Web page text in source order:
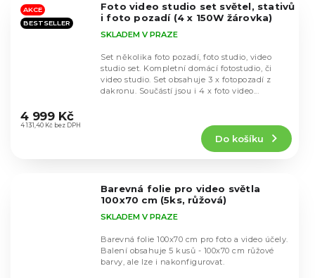
hvězdiček.
AKCE
BESTSELLER
Foto video studio set světel, stativů
i foto pozadí (4 x 150W žárovka)
hodnocení
produktu
SKLADEM V PRAZE
4 131,40 Kč bez DPH
4 999 Kč
Do košíku
Set několika foto pozadí, foto studio, video
studio set. Kompletní domácí fotostudio, či
video studio. Set obsahuje 3 x fotopozadí z
dakronu. Součástí jsou i 4 x foto video...
Barevná folie pro video světla
100x70 cm (5ks, růžová)
SKLADEM V PRAZE
Barevná folie 100x70 cm pro foto a video účely.
Balení obsahuje 5 kusů - 100x70 cm růžové
barvy, ale lze i nakonfigurovat.